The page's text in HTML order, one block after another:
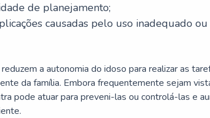
de planejamento;
causadas pelo uso inadequado
a autonomia do idoso para realizar as
da família. Embora frequentemente sejam
pode atuar para preveni-las ou controlá-las e